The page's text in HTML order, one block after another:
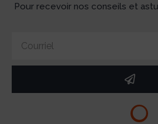
Pour recevoir nos conseils et